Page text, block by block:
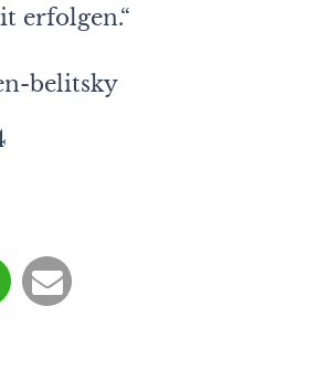
erfolgen.“
belitsky